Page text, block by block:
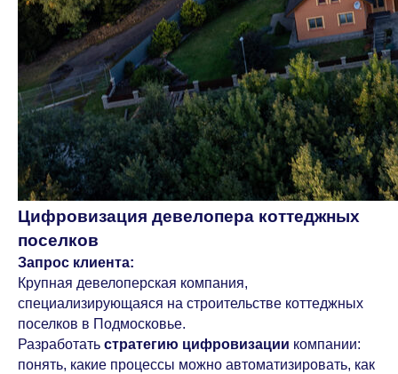
Цифровизация девелопера коттеджных
поселков
Запрос клиента:
Крупная девелоперская компания,
специализирующаяся на строительстве коттеджных
поселков в Подмосковье.
Разработать стратегию цифровизации компании:
понять, какие процессы можно автоматизировать, как